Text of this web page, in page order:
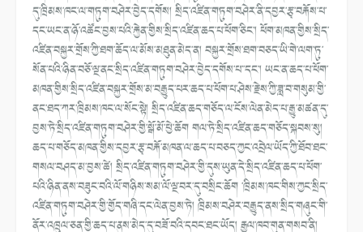
དུ་ཁྲིམས་ཁང་ལ་གཏུག་བཤེར་བྱེད་དགོས། སྲིད་འཛིན་གཏུག་བཤེར་ནི་དབྱར་རྩྭ་བརྐོས་པ་
དང་ཡང་ན་ཉོ་འཚོང་བྱས་པའི་རྐྱེན་གྱིས་སྲིད་འཛིན་ཆད་པ་ཕོག་ཅིང་། ཕོག་མཁན་གྱིས་སྲིད་
འཛིན་བསྐྱར་གྲོས་ཀྱི་ཐག་ཆོད་ལ་མོས་མཐུན་མེད་ན། བསྐྱར་གྲོས་ཐག་བཅད་ཡི་གེ་ལག་ཏུ་
སོན་པའི་ཉིན་བཅོ་ལྔ་ནང་སྲིད་འཛིན་གཏུག་བཤེར་བྱེད་དགོས་པ་་དང་། ཡང་ན་ཆད་པ་ཕོག་
མཁན་གྱིས་སྲིད་འཛིན་བསྐྱར་གྲོས་མ་བརྒྱུད་པར་ཆད་པ་ཕོག་པ་ཤེས་རྗེས་ཀྱི་ཟླ་བ་གསུམ་གྱི་
ནང་ཐད་ཀར་ཁྲིམས་ཁང་ལ་སོང་སྟེ། སྲིད་འཛིན་ཆད་གཅོད་ལ་ངོས་ལེན་མེད་པ་རྒྱུ་མཚན་དུ་
བྱས་ཏེ་སྲིད་འཛིན་གཏུག་བཤེར་གྱི་སྒོ་མོ་ཕྱེ་ཆོག གལ་ཏེ་སྲིད་འཛིན་ཆད་གཅོད་སྐབས་སུ།
ཆད་པ་གཅོད་མཁན་གྱིས་དབྱར་རྩྭ་བརྐོ་མཁན་ལ་ཆད་པ་བཅད་ཀྱང་འབྲེལ་ཡོད་ཀྱི་ཐོབ་ཐང་
གསལ་བཤད་མ་བྱས་ཚེ། སྲིད་འཛིན་གཏུག་བཤེར་གྱི་དུས་ཡུན་དེ་སྲིད་འཛིན་ཆད་པ་ཕོག་
པའི་ཉིན་ནས་བཟུང་བའི་ལོ་གཉིས་སམ་ལོ་ལྔ་བར་དུ་བསྲིང་ཆོག ་ཁྲིམས་ཁང་གིས་ཀྱང་སྲིད་
འཛིན་གཏུག་བཤེར་གྱི་གྱོད་གཞི་དང་ལེན་བྱས་ཏེ། ཁྲིམས་བཤེར་བརྒྱུད་ནས་སྲིད་གཞུང་གི་
ནོར་འཁྲུལ་ཅན་གྱི་ཆད་པ་ནུས་མེད་དུ་བཟོ་བའི་དབང་ཐང་ཡོད། རྒྱལ་ཁབ་གུན་གསབ་ནི།